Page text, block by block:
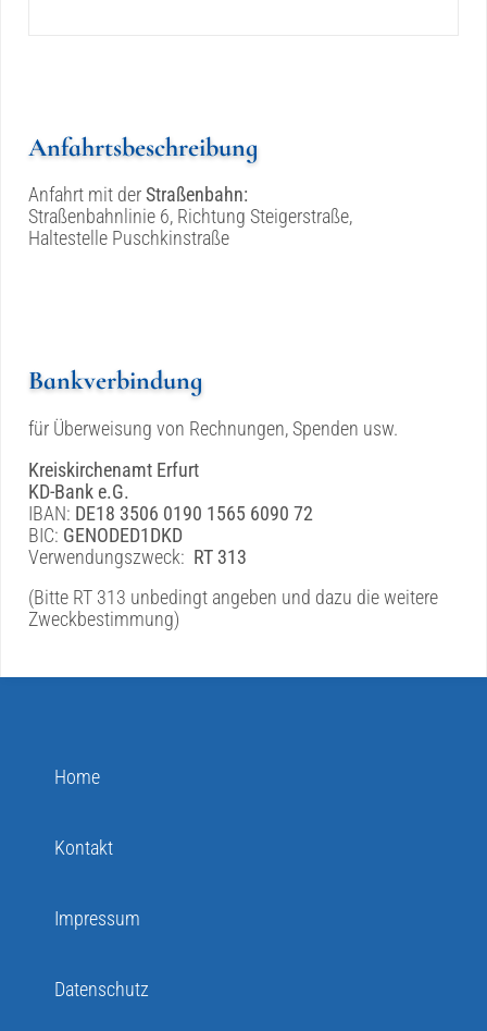
Anfahrtsbeschreibung
Anfahrt mit der Straßenbahn:
Straßenbahnlinie 6, Richtung Steigerstraße,
Haltestelle Puschkinstraße
Bankverbindung
für Überweisung von Rechnungen, Spenden usw.
Kreiskirchenamt Erfurt
KD-Bank e.G.
IBAN: DE18 3506 0190 1565 6090 72
BIC: GENODED1DKD
Verwendungszweck: RT 313
(Bitte RT 313 unbedingt angeben und dazu die weitere
Zweckbestimmung)
Home
Kontakt
Impressum
Datenschutz